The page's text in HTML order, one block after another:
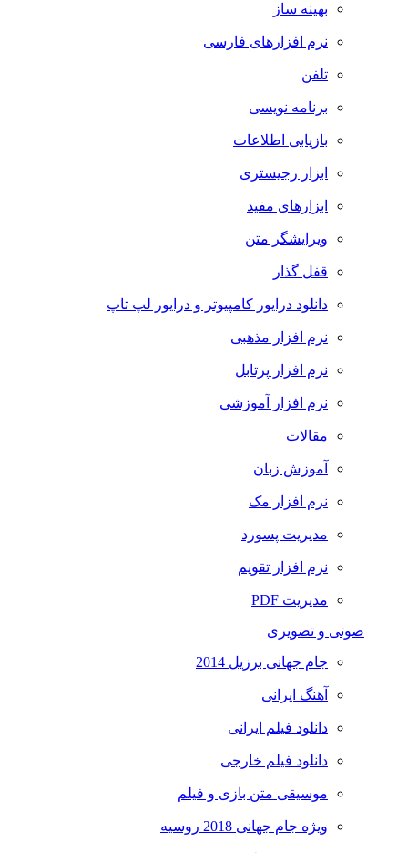
بهینه ساز
نرم افزارهای فارسی
تلفن
برنامه نویسی
بازیابی اطلاعات
ابزار رجیستری
ابزارهای مفید
ویرایشگر متن
قفل گذار
دانلود درایور کامپیوتر و درایور لپ تاپ
نرم افزار مذهبی
نرم افزار پرتابل
نرم افزار آموزشی
مقالات
آموزش زبان
نرم افزار مک
مدیریت پسورد
نرم افزار تقویم
مدیریت PDF
صوتی و تصویری
جام جهانی برزیل 2014
آهنگ ایرانی
دانلود فیلم ایرانی
دانلود فیلم خارجی
موسیقی متن بازی و فیلم
ویژه جام جهانی 2018 روسیه